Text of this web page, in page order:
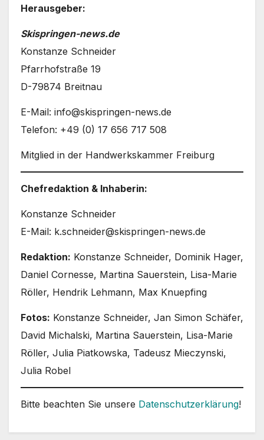
Herausgeber:
Skispringen-news.de
Konstanze Schneider
Pfarrhofstraße 19
D-79874 Breitnau
E-Mail: info@skispringen-news.de
Telefon: +49 (0) 17 656 717 508
Mitglied in der Handwerkskammer Freiburg
Chefredaktion & Inhaberin:
Konstanze Schneider
E-Mail: k.schneider@skispringen-news.de
Redaktion: Konstanze Schneider, Dominik Hager,
Daniel Cornesse, Martina Sauerstein, Lisa-Marie
Röller, Hendrik Lehmann, Max Knuepfing
Fotos: Konstanze Schneider, Jan Simon Schäfer,
David Michalski, Martina Sauerstein, Lisa-Marie
Röller, Julia Piatkowska, Tadeusz Mieczynski,
Julia Robel
Bitte beachten Sie unsere Datenschutzerklärung!